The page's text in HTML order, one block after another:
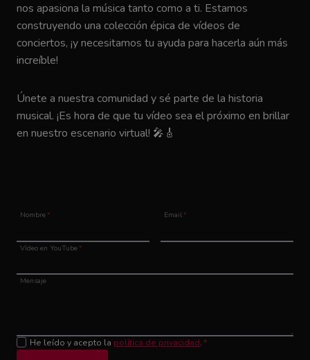
nos apasiona la música tanto como a ti. Estamos
construyendo una colección épica de vídeos de
conciertos, ¡y necesitamos tu ayuda para hacerla aún más
increíble!
Únete a nuestra comunidad y sé parte de la historia
musical. ¡Es hora de que tu vídeo sea el próximo en brillar
en nuestro escenario virtual! 🎤🎸
Nombre* Email*
Vídeo en YouTube*
Mensaje
He leído y acepto la política de privacidad. *